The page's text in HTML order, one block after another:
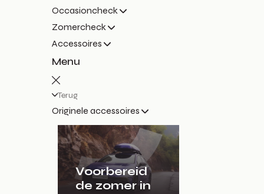
Occasioncheck
Zomercheck
Accessoires
Menu
Terug
Originele accessoires
Voorbereid
de zomer in